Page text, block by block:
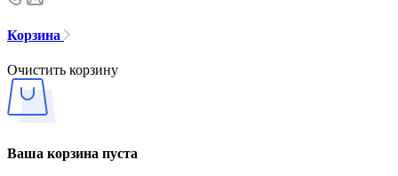
Корзина
Очистить корзину
Ваша корзина пуста